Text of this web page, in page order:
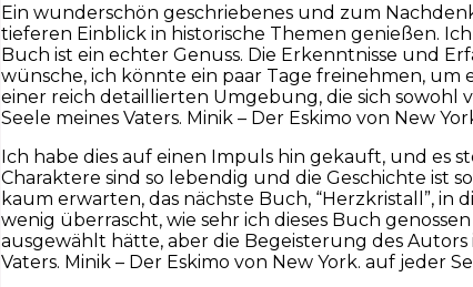
Ein wunderschön geschriebenes und zum
tieferen Einblick in historische Themen genießen.
Buch ist ein echter Genuss. Die Erkenntnisse und
wünsche, ich könnte ein paar Tage freinehmen,
einer reich detaillierten Umgebung, die sich
Seele meines Vaters. Minik – Der Eskimo von New
Ich habe dies auf einen Impuls hin gekauft, und es
Charaktere sind so lebendig und die Geschichte ist
kaum erwarten, das nächste Buch, “Herzkristall”,
wenig überrascht, wie sehr ich dieses Buch
ausgewählt hätte, aber die Begeisterung des
Vaters. Minik – Der Eskimo von New York. auf jeder